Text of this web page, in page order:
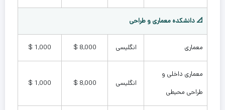
📐 دانشکده معماری و طراحی
معماری انگلیسی 8,000 $
1,000 $
معماری داخلی و
طراحی محیطی
انگلیسی 8,000 $
1,000 $